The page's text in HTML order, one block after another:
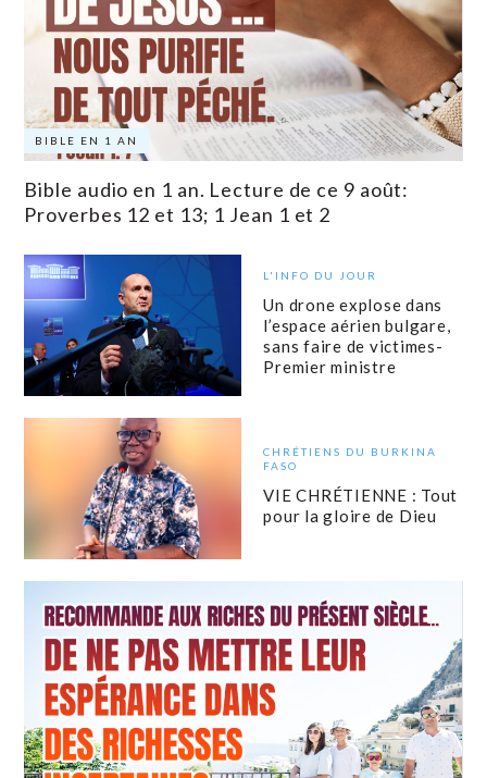
BIBLE EN 1 AN
Bible audio en 1 an. Lecture de ce 9 août:
Proverbes 12 et 13; 1 Jean 1 et 2
L'INFO DU JOUR
Un drone explose dans
l’espace aérien bulgare,
sans faire de victimes-
Premier ministre
CHRÉTIENS DU BURKINA
FASO
VIE CHRÉTIENNE : Tout
pour la gloire de Dieu